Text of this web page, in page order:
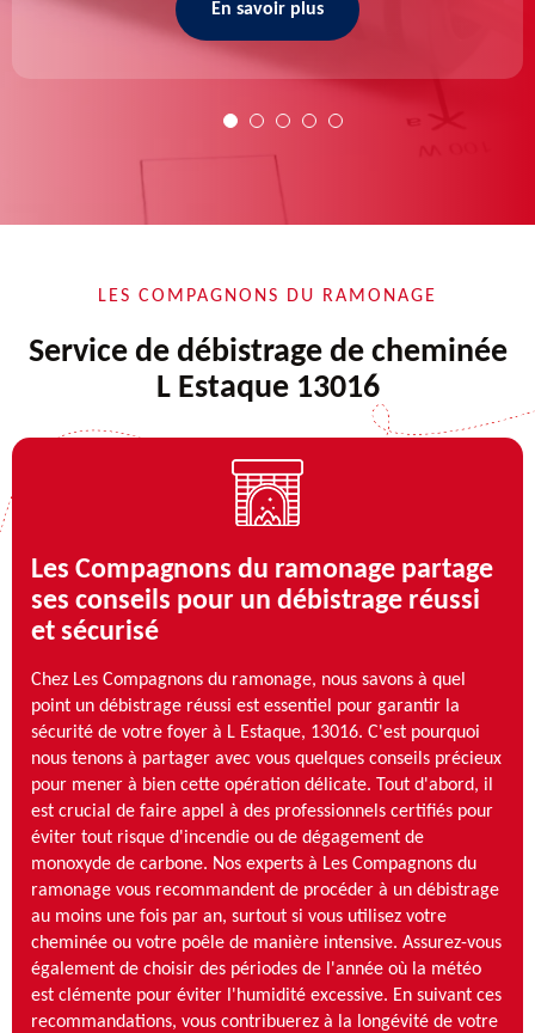
En savoir plus
LES COMPAGNONS DU RAMONAGE
Service de débistrage de cheminée
L Estaque 13016
Les Compagnons du ramonage partage
ses conseils pour un débistrage réussi
et sécurisé
Chez Les Compagnons du ramonage, nous savons à quel
point un débistrage réussi est essentiel pour garantir la
sécurité de votre foyer à L Estaque, 13016. C'est pourquoi
nous tenons à partager avec vous quelques conseils précieux
pour mener à bien cette opération délicate. Tout d'abord, il
est crucial de faire appel à des professionnels certifiés pour
éviter tout risque d'incendie ou de dégagement de
monoxyde de carbone. Nos experts à Les Compagnons du
ramonage vous recommandent de procéder à un débistrage
au moins une fois par an, surtout si vous utilisez votre
cheminée ou votre poêle de manière intensive. Assurez-vous
également de choisir des périodes de l'année où la météo
est clémente pour éviter l'humidité excessive. En suivant ces
recommandations, vous contribuerez à la longévité de votre